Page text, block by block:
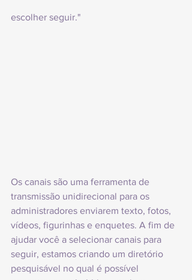
escolher seguir."
Os canais são uma ferramenta de
transmissão unidirecional para os
administradores enviarem texto, fotos,
vídeos, figurinhas e enquetes. A fim de
ajudar você a selecionar canais para
seguir, estamos criando um diretório
pesquisável no qual é possível